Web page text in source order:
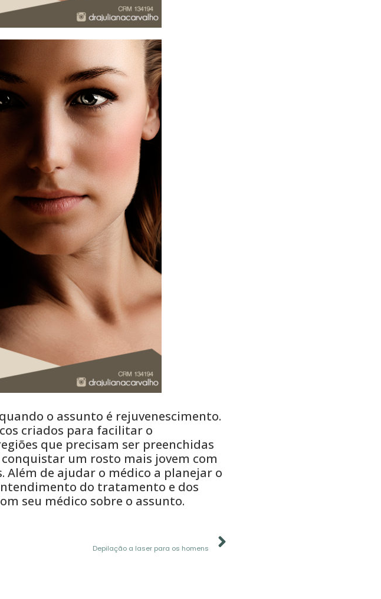
o assunto é rejuvenescimento.
criados para facilitar o
que precisam ser preenchidas
um rosto mais jovem com
de ajudar o médico a planejar o
do tratamento e dos
seu médico sobre o assunto.
Depilação a laser para os homens